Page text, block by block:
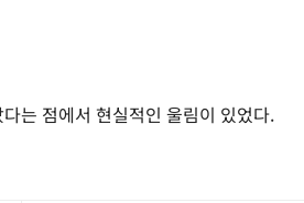
는 점에서 현실적인 울림이 있었다.